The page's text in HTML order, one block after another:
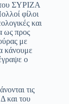
του ΣΥΡΙΖΑ
φίλοι
και
ως προς
με
κάνουμε
ο
τις
και του